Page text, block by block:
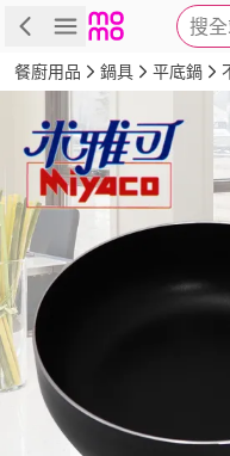
搜
商品 評價
餐廚用品 鍋具 平底鍋